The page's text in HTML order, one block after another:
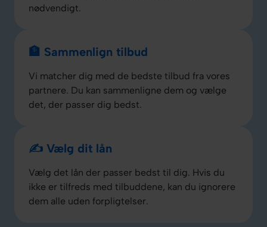
nødvendigt.
🏦 Sammenlign tilbud
Vi matcher dig med de bedste tilbud fra vores
partnere. Du kan sammenligne dem og vælge
det, der passer dig bedst.
✍️ Vælg dit lån
Vælg det lån der passer bedst til dig. Hvis du
ikke er tilfreds med tilbuddene, kan du ignorere
dem alle uden forpligtelser.